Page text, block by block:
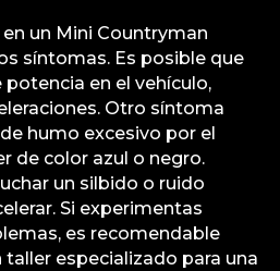
un Mini Countryman
síntomas. Es posible que
en el vehículo,
Otro síntoma
humo excesivo por el
de color azul o negro.
un silbido o ruido
Si experimentas
es recomendable
taller especializado para una